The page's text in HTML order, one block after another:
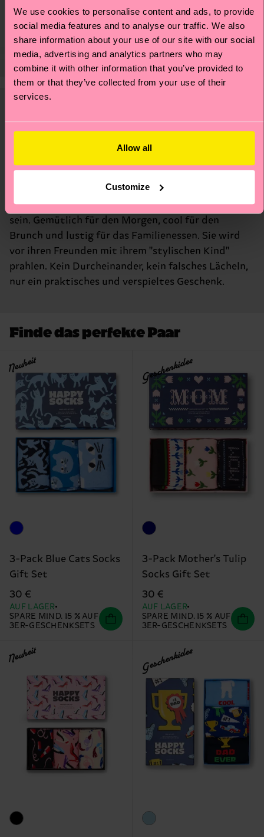
We use cookies to personalise content and ads, to provide
social media features and to analyse our traffic. We also
share information about your use of our site with our social
media, advertising and analytics partners who may
combine it with other information that you’ve provided to
them or that they’ve collected from your use of their
services.
Allow all
Customize
das sie sagen lässt: "Du hast
wirklich darüber nachgedacht"
Ein mama geburtstagsgeschenk sollte ihr das
Gefühl geben, gesehen zu werden, geschätzt zu
werden und vielleicht sogar ein bisschen stylish zu
sein. Gemütlich für den Morgen, cool für den
Brunch und lustig für das Familienessen. Sie wird
vor ihren Freunden mit ihrem "stylischen Kind"
prahlen. Kein Durcheinander, kein falsches Lächeln,
nur ein praktisches und verspieltes Geschenk.
Finde das perfekte Paar
Neuheit
3-Pack Blue Cats Socks
Gift Set
30 €
AUF LAGER
SPARE MIND. 15 % AUF
3ER-GESCHENKSETS
Geschenkidee
3-Pack Mother's Tulip
Socks Gift Set
30 €
AUF LAGER
SPARE MIND. 15 % AUF
3ER-GESCHENKSETS
Neuheit Geschenkidee